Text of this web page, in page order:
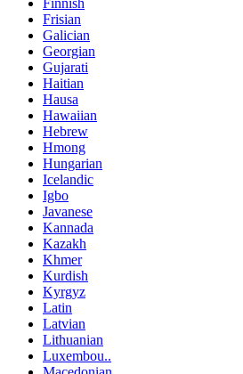
Finnish
Frisian
Galician
Georgian
Gujarati
Haitian
Hausa
Hawaiian
Hebrew
Hmong
Hungarian
Icelandic
Igbo
Javanese
Kannada
Kazakh
Khmer
Kurdish
Kyrgyz
Latin
Latvian
Lithuanian
Luxembou..